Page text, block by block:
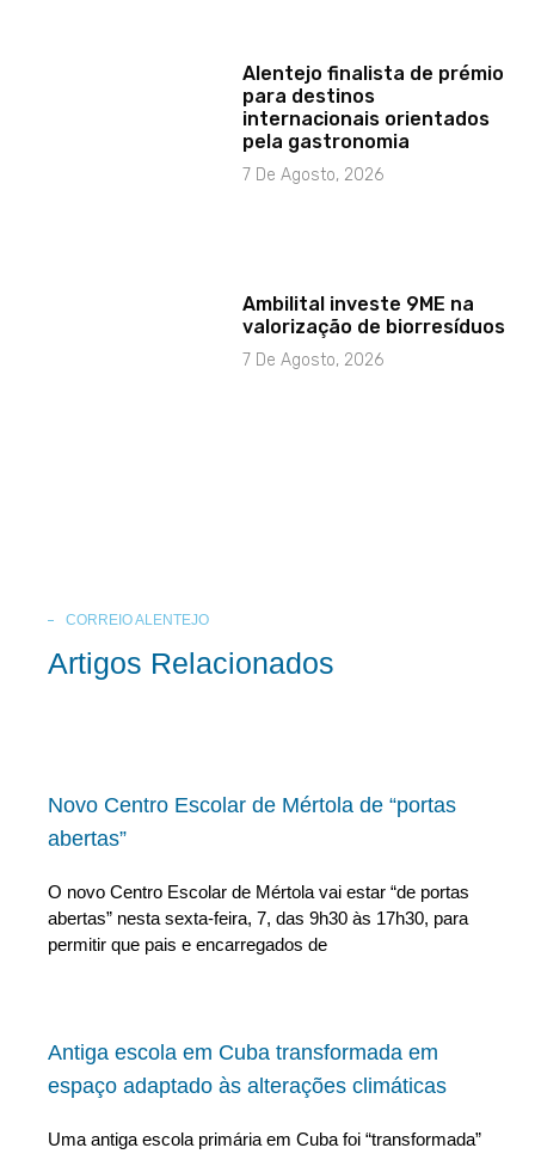
Alentejo finalista de prémio
para destinos
internacionais orientados
pela gastronomia
7 De Agosto, 2026
Ambilital investe 9ME na
valorização de biorresíduos
7 De Agosto, 2026
CORREIO ALENTEJO
Artigos Relacionados
Novo Centro Escolar de Mértola de “portas
abertas”
O novo Centro Escolar de Mértola vai estar “de portas
abertas” nesta sexta-feira, 7, das 9h30 às 17h30, para
permitir que pais e encarregados de
Antiga escola em Cuba transformada em
espaço adaptado às alterações climáticas
Uma antiga escola primária em Cuba foi “transformada”